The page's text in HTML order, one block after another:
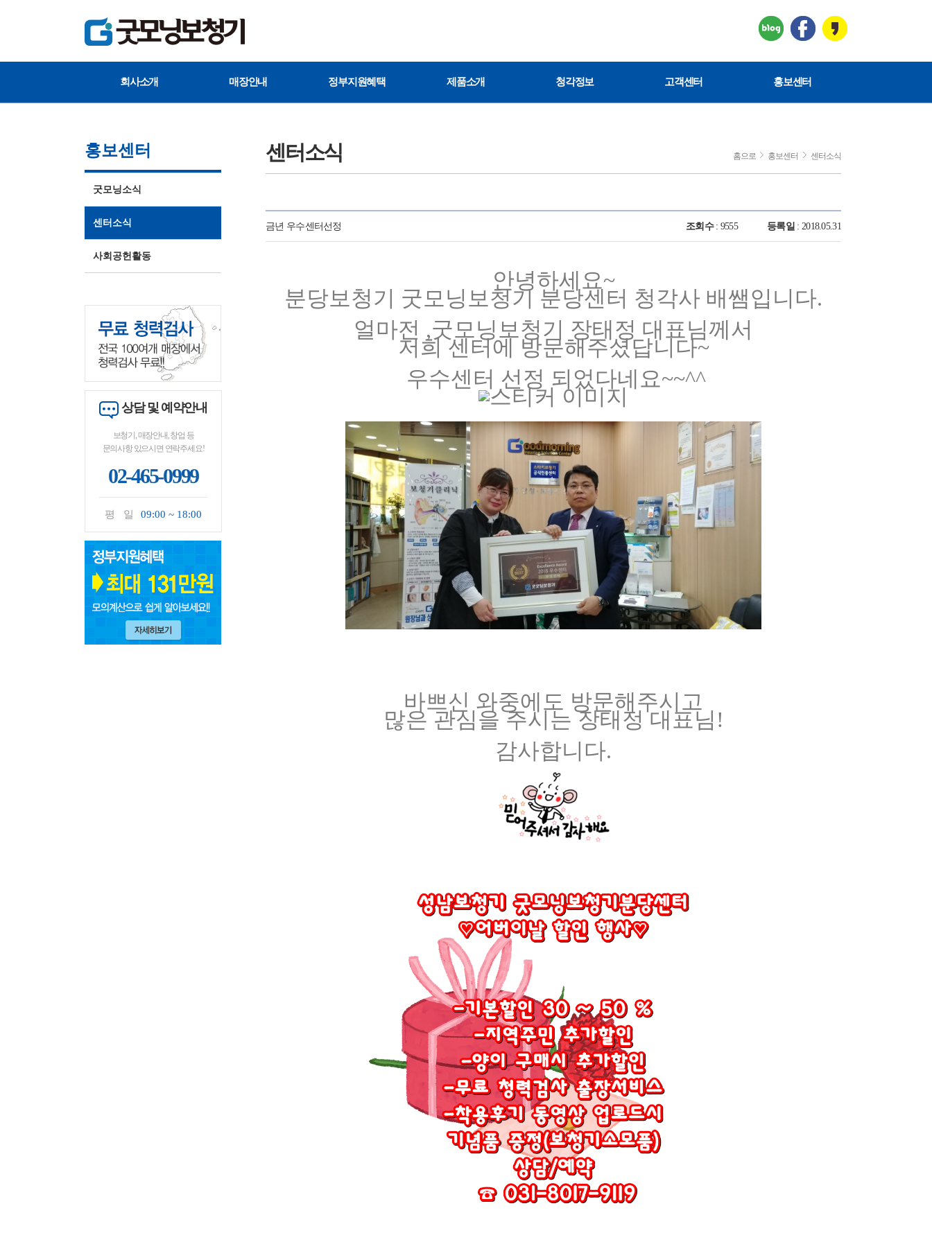
회사소개 매장안내 정부지원혜택 제품소개 청각정보 고객센터 홍보센터
홍보센터
굿모닝소식
센터소식
사회공헌활동
상담 및 예약안내
보청기, 매장안내, 창업 등
문의사항 있으시면 연락주세요!
02-465-0999
평 일 09:00 ~ 18:00
센터소식 홈으로 홍보센터 센터소식
금년 우수센터선정 조회수 : 9555 등록일 : 2018.05.31
안녕하세요~
분당보청기 굿모닝보청기 분당센터 청각사 배쌤입니다.
얼마전 ,굿모닝보청기 장태정 대표님께서
저희 센터에 방문해주셨답니다~
우수센터 선정 되었다네요~~^^
바쁘신 와중에도 방문해주시고
많은 관심을 주시는 장태정 대표님!
감사합니다.